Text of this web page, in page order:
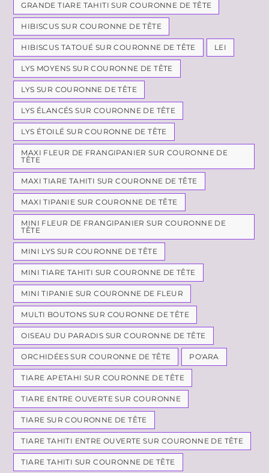
GRANDE TIARE TAHITI SUR COURONNE DE TÊTE
HIBISCUS SUR COURONNE DE TÊTE
HIBISCUS TATOUÉ SUR COURONNE DE TÊTE LEI
LYS MOYENS SUR COURONNE DE TÊTE
LYS SUR COURONNE DE TÊTE
LYS ÉLANCÉS SUR COURONNE DE TÊTE
LYS ÉTOILÉ SUR COURONNE DE TÊTE
MAXI FLEUR DE FRANGIPANIER SUR COURONNE DE
TÊTE
MAXI TIARE TAHITI SUR COURONNE DE TÊTE
MAXI TIPANIE SUR COURONNE DE TÊTE
MINI FLEUR DE FRANGIPANIER SUR COURONNE DE
TÊTE
MINI LYS SUR COURONNE DE TÊTE
MINI TIARE TAHITI SUR COURONNE DE TÊTE
MINI TIPANIE SUR COURONNE DE FLEUR
MULTI BOUTONS SUR COURONNE DE TÊTE
OISEAU DU PARADIS SUR COURONNE DE TÊTE
ORCHIDÉES SUR COURONNE DE TÊTE PO'ARA
TIARE APETAHI SUR COURONNE DE TÊTE
TIARE ENTRE OUVERTE SUR COURONNE
TIARE SUR COURONNE DE TÊTE
TIARE TAHITI ENTRE OUVERTE SUR COURONNE DE TÊTE
TIARE TAHITI SUR COURONNE DE TÊTE